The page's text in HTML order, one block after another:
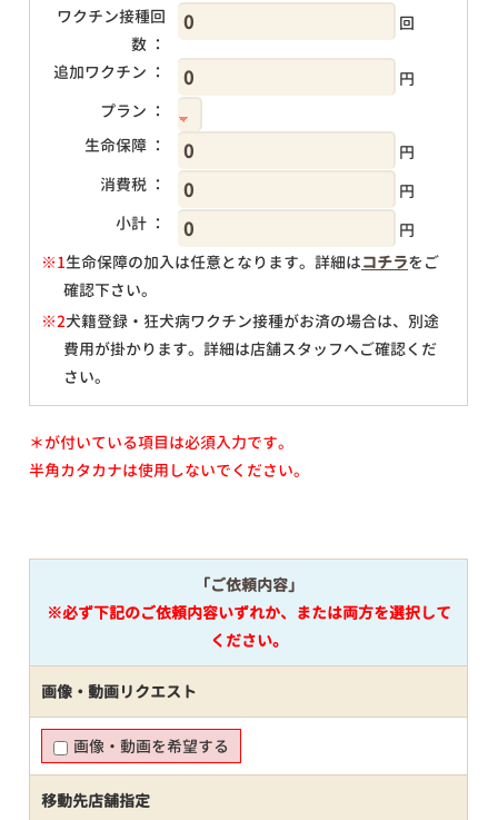
ワクチン接種回
数 ：
回
追加ワクチン ：
円
プラン ：
生命保障 ：
円
消費税 ：
円
小計 ：
円
※1生命保障の加入は任意となります。詳細はコチラをご
確認下さい。
※2犬籍登録・狂犬病ワクチン接種がお済の場合は、別途
費用が掛かります。詳細は店舗スタッフへご確認くだ
さい。
＊が付いている項目は必須入力です。
半角カタカナは使用しないでください。
「ご依頼内容」
※必ず下記のご依頼内容いずれか、または両方を選択して
ください。
画像・動画リクエスト
画像・動画を希望する
移動先店舗指定